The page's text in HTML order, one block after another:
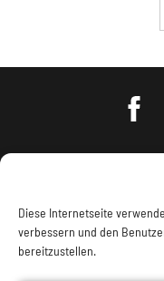
Diese Internetseite
verbessern und den
bereitzustellen.